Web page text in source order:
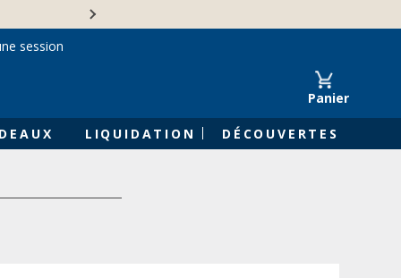
Panier
LIQUIDATION DÉCOUVERTES
session